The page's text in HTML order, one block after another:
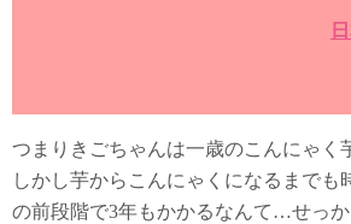
つまりきごちゃんは一歳のこんにゃく
しかし芋からこんにゃくになるまでも
の前段階で3年もかかるなんて…せっ